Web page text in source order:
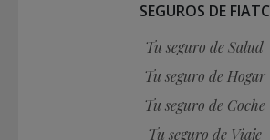
SEGUROS DE FIATC
Tu seguro de Salud
Tu seguro de Hogar
Tu seguro de Coche
Tu seguro de Viaje